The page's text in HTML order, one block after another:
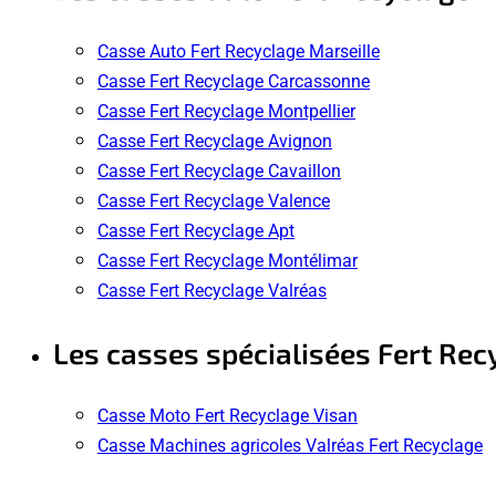
Casse Auto Fert Recyclage Marseille
Casse Fert Recyclage Carcassonne
Casse Fert Recyclage Montpellier
Casse Fert Recyclage Avignon
Casse Fert Recyclage Cavaillon
Casse Fert Recyclage Valence
Casse Fert Recyclage Apt
Casse Fert Recyclage Montélimar
Casse Fert Recyclage Valréas
Les casses spécialisées Fert
Casse Moto Fert Recyclage Visan
Casse Machines agricoles Valréas Fert Recyclage